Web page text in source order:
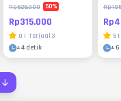
Rp625.000 50%
Rp315.000
0 | Terjual 3
±4 detik
5 |
± 6